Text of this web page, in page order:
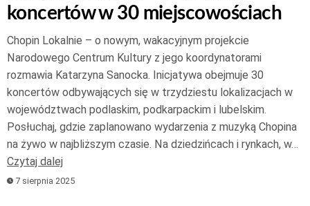
koncertów w 30 miejscowościach
Chopin Lokalnie – o nowym, wakacyjnym projekcie
Narodowego Centrum Kultury z jego koordynatorami
rozmawia Katarzyna Sanocka. Inicjatywa obejmuje 30
koncertów odbywających się w trzydziestu lokalizacjach w
województwach podlaskim, podkarpackim i lubelskim.
Posłuchaj, gdzie zaplanowano wydarzenia z muzyką Chopina
na żywo w najbliższym czasie. Na dziedzińcach i rynkach, w…
Czytaj dalej
7 sierpnia 2025